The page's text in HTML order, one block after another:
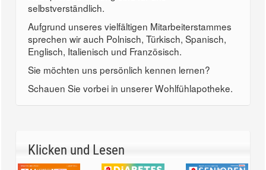
selbstverständlich.
Aufgrund unseres vielfältigen Mitarbeiterstammes
sprechen wir auch Polnisch, Türkisch, Spanisch,
Englisch, Italienisch und Französisch.
Sie möchten uns persönlich kennen lernen?
Schauen Sie vorbei in unserer Wohlfühlapotheke.
Klicken und Lesen